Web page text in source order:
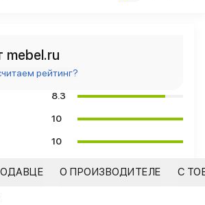
mebel.ru
рейтинг?
8.3
10
10
О ПРОИЗВОДИТЕЛЕ С